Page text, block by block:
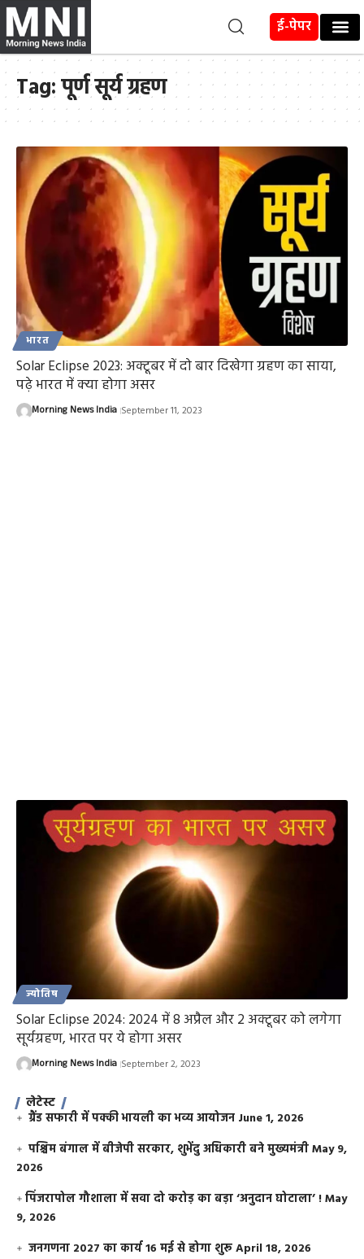
ई-पेपर
Tag:पूर्ण सूर्य ग्रहण
भारत
Solar Eclipse 2023: अक्टूबर में दो बार दिखेगा ग्रहण का साया,
पढ़े भारत में क्या होगा असर
Morning News India September 11, 2023
ज्योतिष
Solar Eclipse 2024: 2024 में 8 अप्रैल और 2 अक्टूबर को लगेगा
सूर्यग्रहण, भारत पर ये होगा असर
Morning News India September 2, 2023
लेटेस्ट
ग्रैंड सफारी में पक्की भायली का भव्य आयोजन June 1, 2026
पश्चिम बंगाल में बीजेपी सरकार, शुभेंदु अधिकारी बने मुख्यमंत्रीMay 9,
2026
​पिंजरापोल गौशाला में सवा दो करोड़ का बड़ा ‘अनुदान घोटाला’ !May
9, 2026
जनगणना 2027 का कार्य 16 मई से होगा शुरूApril 18, 2026